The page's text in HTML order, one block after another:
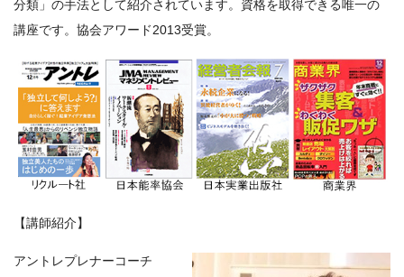
分類」の手法として紹介されています。資格を取得できる唯一の
講座です。協会アワード2013受賞。
【講師紹介】
アントレプレナーコーチ